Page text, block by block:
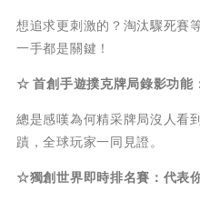
想追求更刺激的？淘汰驟死賽
一手都是關鍵！
☆ 首創手遊撲克牌局錄影功能
總是感嘆為何精采牌局沒人看
蹟，全球玩家一同見證。
☆獨創世界即時排名賽：代表